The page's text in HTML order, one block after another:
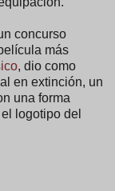
concurso
más
, dio como
en extinción, un
una forma
logotipo del